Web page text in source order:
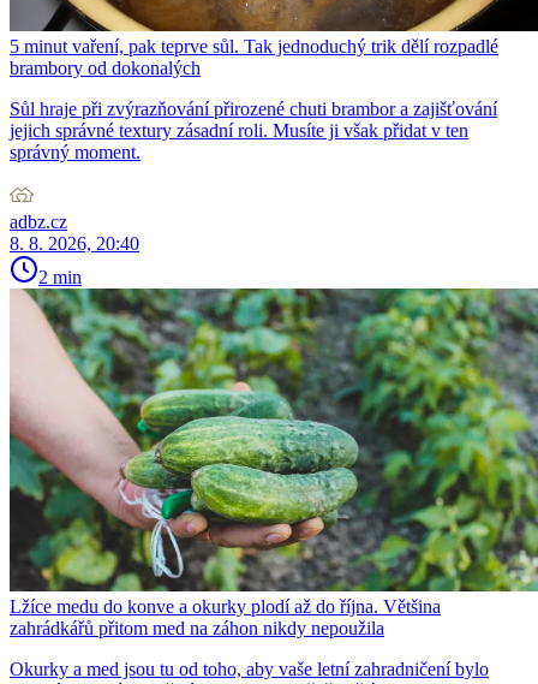
5 minut vaření, pak teprve sůl. Tak jednoduchý trik dělí rozpadlé
brambory od dokonalých
Sůl hraje při zvýrazňování přirozené chuti brambor a zajišťování
jejich správné textury zásadní roli. Musíte ji však přidat v ten
správný moment.
adbz.cz
8. 8. 2026, 20:40
2 min
Lžíce medu do konve a okurky plodí až do října. Většina
zahrádkářů přitom med na záhon nikdy nepoužila
Okurky a med jsou tu od toho, aby vaše letní zahradničení bylo